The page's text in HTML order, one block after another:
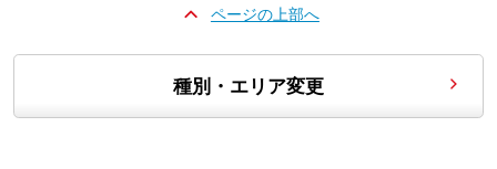
ページの上部へ
種別・エリア変更